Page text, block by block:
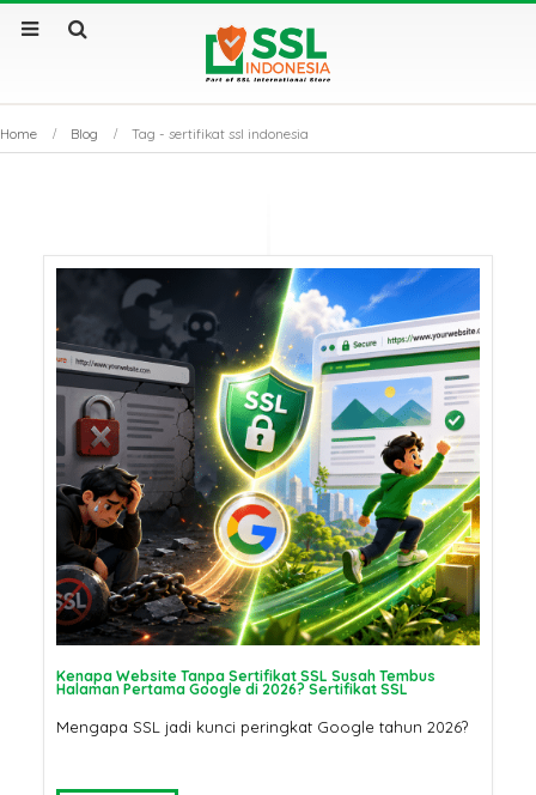
Home Blog Tag - sertifikat ssl indonesia
Kenapa Website Tanpa Sertifikat SSL Susah Tembus
Halaman Pertama Google di 2026? Sertifikat SSL
Mengapa SSL jadi kunci peringkat Google tahun 2026?
Sertifikat SSL Masa
Berlaku Singkat: Dampak
dan Solusinya
Sertifikat SSL: Mengapa
Bisnis Anda Bisa Lumpuh
Tanpanya?
SSL Certificate: Mengapa
Harganya Berbeda? Ini
Penjelasannya
SSL Certificate
Apa Saja
Utamanya?
Kenapa
Sertifikat SSL
Tembus
Pertama Google di 2026?
SSL
Jangan